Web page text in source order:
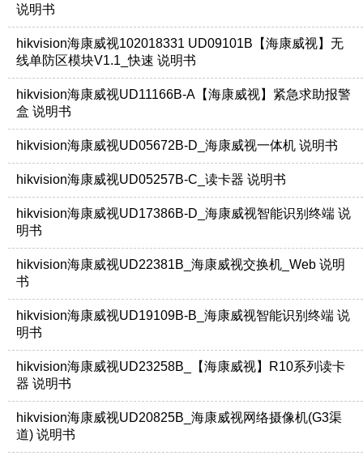
说明书
hikvision海康威视102018331 UD09101B【海康威视】无
线单防区模块V1.1_快速 说明书
hikvision海康威视UD11166B-A【海康威视】紧急求助报警
盒 说明书
hikvision海康威视UD05672B-D_海康威视一体机 说明书
hikvision海康威视UD05257B-C_读卡器 说明书
hikvision海康威视UD17386B-D_海康威视智能识别终端 说
明书
hikvision海康威视UD22381B_海康威视交换机_Web 说明
书
hikvision海康威视UD19109B-B_海康威视智能识别终端 说
明书
hikvision海康威视UD23258B_【海康威视】R10系列读卡
器 说明书
hikvision海康威视UD20825B_海康威视网络摄像机(G3渠
道) 说明书